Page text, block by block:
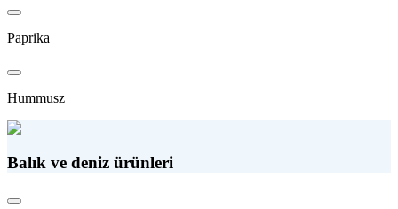
Paprika
Hummusz
Balık ve deniz ürünleri